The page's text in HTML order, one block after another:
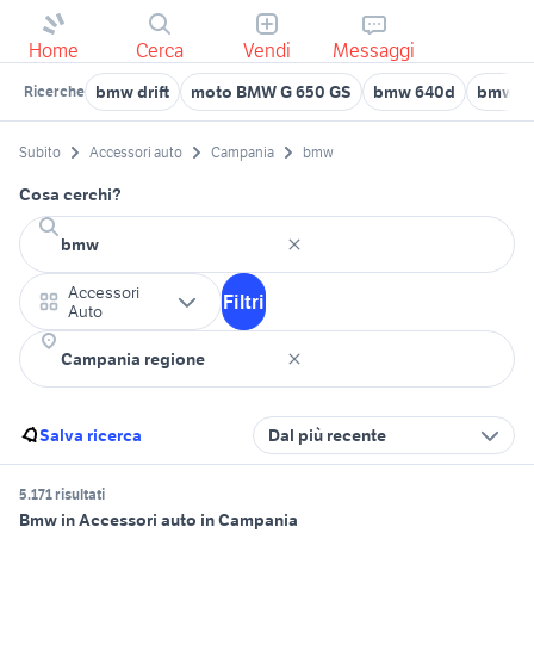
Home Cerca Vendi Messaggi
Ricerche bmw drift moto BMW G 650 GS bmw 640d bmw
Subito Accessori auto Campania bmw
Cosa cerchi?
Accessori
Auto
Filtri
Salva ricerca Dal più recente
5.171 risultati
Bmw in Accessori auto in Campania